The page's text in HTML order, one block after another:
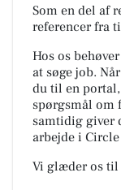
Som en del af
referencer fra
Hos os
at søge job.
du til en
spørgsmål om
samtidig giver
arbejde i Circle
Vi glæder os til